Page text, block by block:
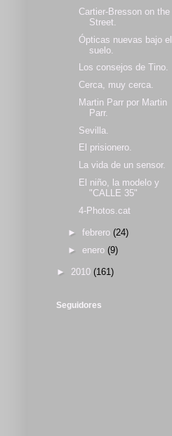
Cartier-Bresson on the
Street.
Ópticas nuevas bajo el
suelo.
Los consejos de Tino.
Cerca, muy cerca.
Martin Parr por Martin
Parr.
Sevilla.
El prisionero.
La vida de un sensor.
El niño, la modelo y
"CALLE 35"
4-Photos.cat
► febrero (24)
► enero (9)
► 2010 (161)
Seguidores